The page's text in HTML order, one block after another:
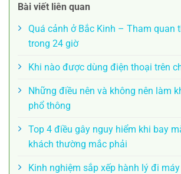
Bài viết liên quan
Quá cảnh ở Bắc Kinh – Tham quan
trong 24 giờ
Khi nào được dùng điện thoại trên
Những điều nên và không nên làm
phổ thông
Top 4 điều gây nguy hiểm khi bay
khách thường mắc phải
Kinh nghiệm sắp xếp hành lý đi